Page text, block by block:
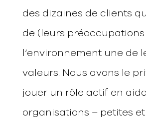
des dizaines de clients
de (leurs
l’environnement une de
valeurs. Nous avons le
jouer un rôle actif en
organisations – petites